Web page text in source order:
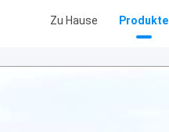
Zu Hause Produkte